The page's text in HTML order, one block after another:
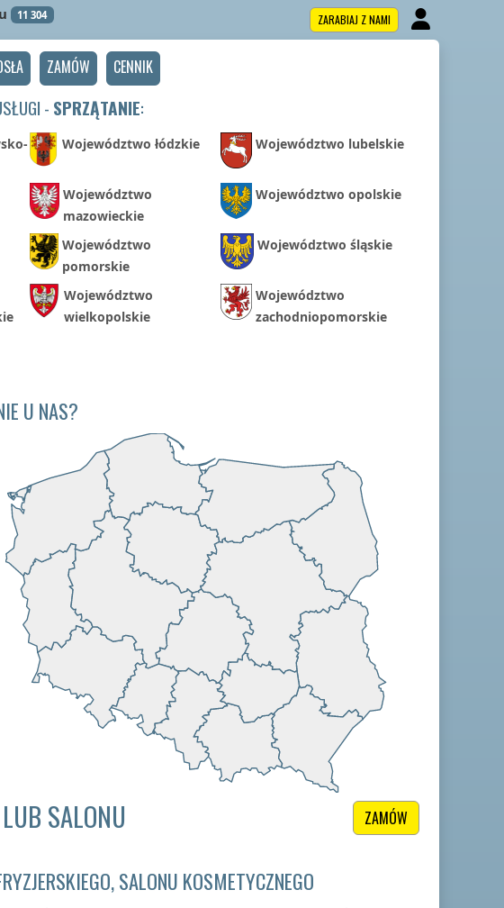
11 304 ZARABIAJ Z NAMI
ZAMÓW CENNIK
- SPRZĄTANIE:
Województwo łódzkie Województwo lubelskie
Województwo
mazowieckie
Województwo opolskie
Województwo
pomorskie
Województwo śląskie
Województwo
wielkopolskie
Województwo
zachodniopomorskie
U NAS?
ZAMÓW
SALONU
SALONU KOSMETYCZNEGO